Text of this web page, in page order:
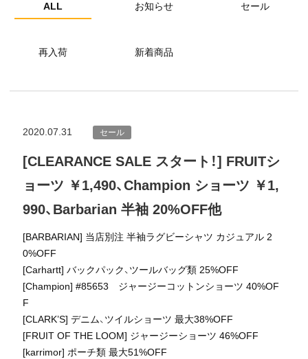
ALL お知らせ セール
再入荷 新着商品
2020.07.31 セール
[CLEARANCE SALE スタート！] FRUITシ
ョーツ ￥1,490、Champion ショーツ ￥1,
990、Barbarian 半袖 20%OFF他
[BARBARIAN] 当店別注 半袖ラグビーシャツ カジュアル 2
0%OFF
[Carhartt] バックパック、ツールバッグ類 25%OFF
[Champion] #85653 ジャージーコットンショーツ 40%OF
F
[CLARK’S] デニム、ツイルショーツ 最大38%OFF
[FRUIT OF THE LOOM] ジャージーショーツ 46%OFF
[karrimor] ポーチ類 最大51%OFF